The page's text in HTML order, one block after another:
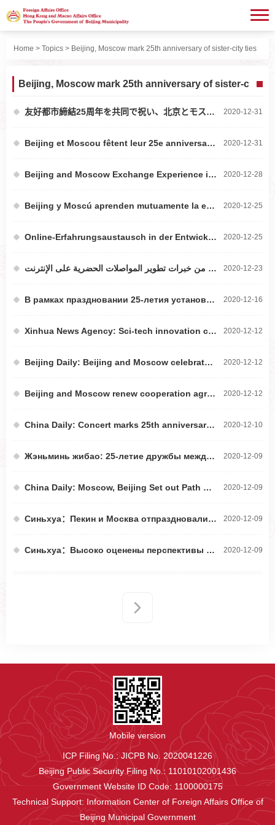
Home > Topics > Beijing, Moscow mark 25th anniversary of sister-city ties
Beijing, Moscow mark 25th anniversary of sister-city
2020-12-31
友好都市締結25周年を共同で祝い、北京とモスクワはオンラインで都市交通発展経験を分かち合う
2020-12-31
Beijing et Moscou fêtent leur 25e anniversaire de l'établissement du jumelage et échangent en ligne l'expérience du développement des transports urbains
2020-12-28
Beijing and Moscow Exchange Experience in Development of Urban Transport System Online, Celebrating the 25th Anniversary of Their Partner Relationship
2020-12-25
Beijing y Moscú aprenden mutuamente la experiencia en desarrollo de tráfico urbano en la nube
2020-12-25
Online-Erfahrungsaustausch in der Entwicklung des Stadtverkehrs zwischen Beijing und Moskau während der gemeinsamen Feier des 25-jährigen Jubiläums der Städtepartnerschaft
2020-12-23
2020-12-16
В рамках праздновании 25-летия установления дружественных отношений Пекин и Москва изучают опыты друг у друга в развитии городского транспорта в онлайн-конференции
2020-12-12
Xinhua News Agency: Sci-tech innovation cooperation between capital cities of China and Russia
2020-12-12
Beijing Daily: Beijing and Moscow celebrate 25th anniversary of sister-city ties
2020-12-12
Beijing and Moscow renew cooperation agreement at a transport-themed roundtable
2020-12-10
China Daily: Concert marks 25th anniversary of Moscow-Beijing ties
2020-12-09
Жэньминь жибао: 25-летие дружбы между Пекином и Москвой: плодотворные достижения и будущие перспективы
2020-12-09
China Daily: Moscow, Beijing Set out Path on Cooperation
2020-12-09
Синьхуа：Пекин и Москва отпраздновали 25-летие установления партнерских отношений
2020-12-09
Синьхуа：Высоко оценены перспективы научно-технического и инновационного сотрудничества между столицами Китая и России
Mobile version
ICP Filing No.: JICPB No. 2020041226
Beijing Public Security Filing No.: 11010102001436
Government Website ID Code: 1100000175
Technical Support: Information Center of Foreign Affairs Office of
Beijing Municipal Government